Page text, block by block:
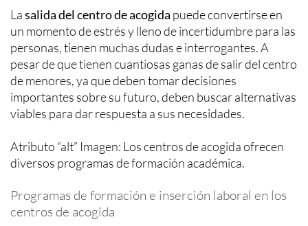
Lasalida del centro de acogida puede convertirse en
un momento de estrés y lleno de incertidumbre para las
personas, tienen muchas dudas e interrogantes. A
pesar de que tienen cuantiosas ganas de salir del centro
de menores, ya que deben tomar decisiones
importantes sobre su futuro, deben buscar alternativas
viables para dar respuesta a sus necesidades.
Atributo “alt” Imagen: Los centros de acogida ofrecen
diversos programas de formación académica.
Programas de formación e inserción laboral en los
centros de acogida